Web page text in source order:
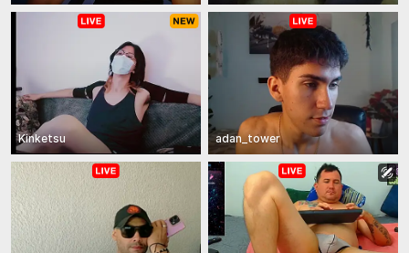
Kinketsu adan_tower